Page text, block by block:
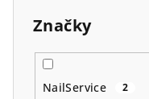
Značky
NailService 2